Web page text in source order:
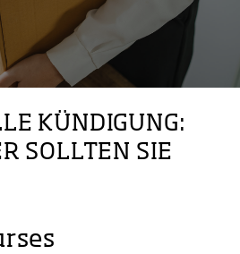
KÜNDIGUNG:
SOLLTEN SIE